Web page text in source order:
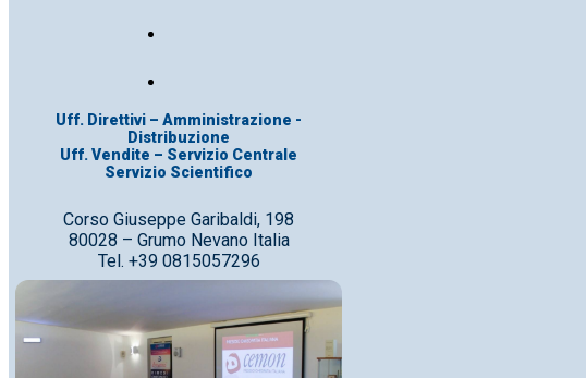
Uff. Direttivi – Amministrazione -
Distribuzione
Uff. Vendite – Servizio Centrale
Servizio Scientifico
Corso Giuseppe Garibaldi, 198
80028 – Grumo Nevano Italia
Tel. +39 0815057296